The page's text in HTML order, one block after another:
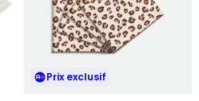
Prix exclusif